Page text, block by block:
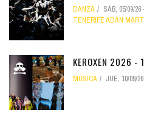
DANZA SÁB, 05/09/26
TENERIFE ADÁN
KEROXEN 2026 -
MÚSICA JUE, 10/09/26